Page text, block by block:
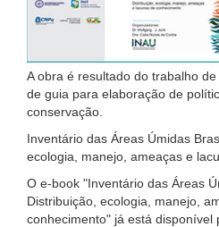
A obra é resultado do trabalho
de guia para elaboração de
conservação.
Inventário das Áreas Úmidas
ecologia, manejo, ameaças e
O e-book "Inventário das Áreas
Distribuição, ecologia, manejo,
conhecimento" já está disponível